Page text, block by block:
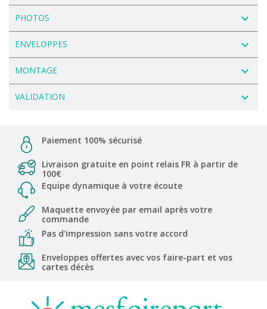
PHOTOS navigate_next
ENVELOPPES navigate_next
MONTAGE navigate_next
VALIDATION navigate_next
Paiement 100% sécurisé
Livraison gratuite en point relais FR à partir de
100€
Equipe dynamique à votre écoute
Maquette envoyée par email après votre
commande
Pas d'impression sans votre accord
Enveloppes offertes avec vos faire-part et vos
cartes décès